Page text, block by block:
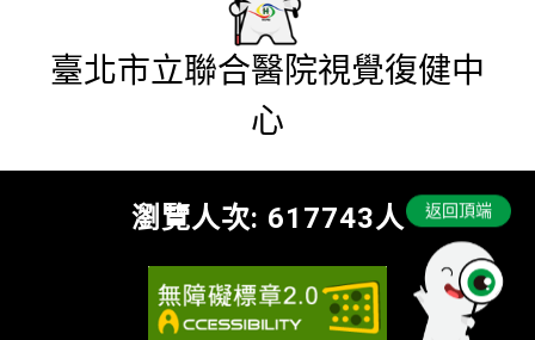
臺北市立聯合醫院視覺復健中
心
瀏覽人次: 617743人 返回頂端